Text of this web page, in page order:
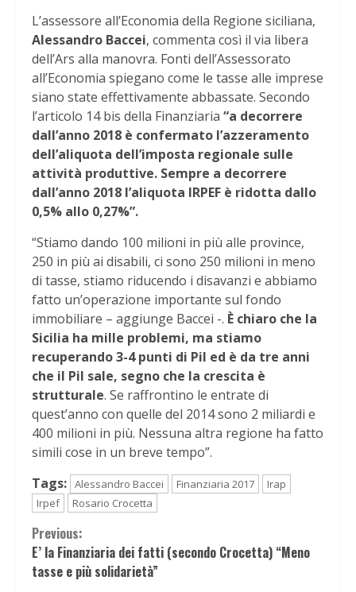
L’assessore all’Economia della Regione siciliana,
Alessandro Baccei, commenta così il via libera
dell’Ars alla manovra. Fonti dell’Assessorato
all’Economia spiegano come le tasse alle imprese
siano state effettivamente abbassate. Secondo
l’articolo 14 bis della Finanziaria “a decorrere
dall’anno 2018 è confermato l’azzeramento
dell’aliquota dell’imposta regionale sulle
attività produttive. Sempre a decorrere
dall’anno 2018 l’aliquota IRPEF è ridotta dallo
0,5% allo 0,27%”.
“Stiamo dando 100 milioni in più alle province,
250 in più ai disabili, ci sono 250 milioni in meno
di tasse, stiamo riducendo i disavanzi e abbiamo
fatto un’operazione importante sul fondo
immobiliare – aggiunge Baccei -. È chiaro che la
Sicilia ha mille problemi, ma stiamo
recuperando 3-4 punti di Pil ed è da tre anni
che il Pil sale, segno che la crescita è
strutturale. Se raffrontino le entrate di
quest’anno con quelle del 2014 sono 2 miliardi e
400 milioni in più. Nessuna altra regione ha fatto
simili cose in un breve tempo”.
Tags: Alessandro Baccei Finanziaria 2017
Irap
Irpef
Rosario Crocetta
Continue
Reading
Previous:
E’ la Finanziaria dei fatti (secondo Crocetta) “Meno
tasse e più solidarietà”